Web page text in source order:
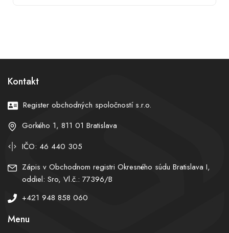
Kontakt
Register obchodných spoločností s.r.o.
Gorkého 1, 811 01 Bratislava
IČO: 46 440 305
Zápis v Obchodnom registri Okresného súdu Bratislava I,
oddiel: Sro, Vl.č.: 77396/B
+421 948 858 060
Menu